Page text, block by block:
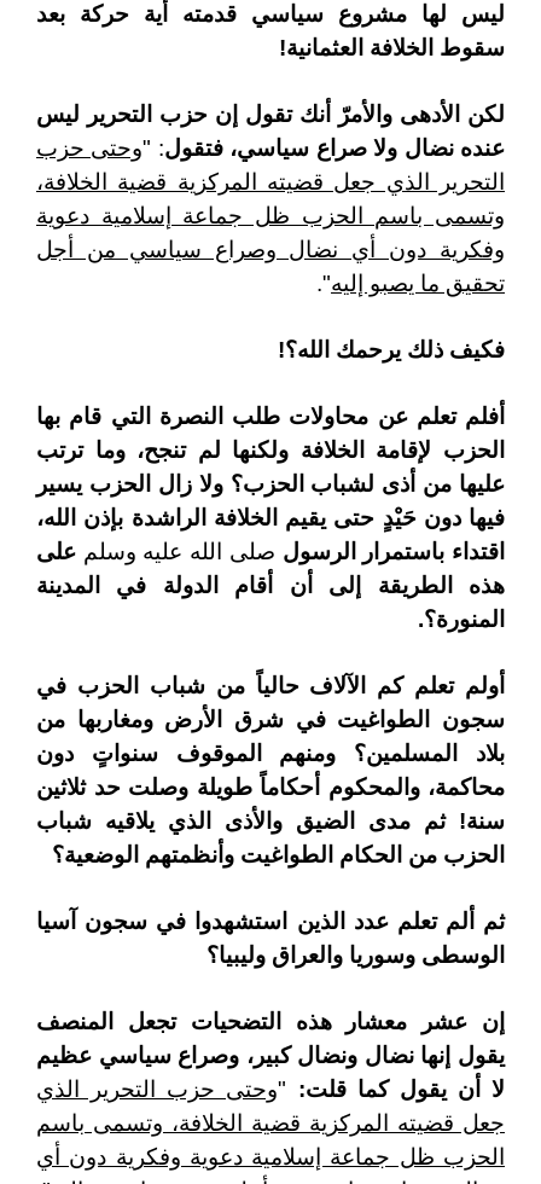
ليس لها مشروع سياسي قدمته أية حركة بعد
سقوط الخلافة العثمانية!
لكن الأدهى والأمرّ أنك تقول إن حزب التحرير ليس
عنده نضال ولا صراع سياسي، فتقول: "وحتى حزب
التحرير الذي جعل قضيته المركزية قضية الخلافة،
وتسمى باسم الحزب ظل جماعة إسلامية دعوية
وفكرية دون أي نضال وصراع سياسي من أجل
تحقيق ما يصبو إليه".
فكيف ذلك يرحمك الله؟!
أفلم تعلم عن محاولات طلب النصرة التي قام بها
الحزب لإقامة الخلافة ولكنها لم تنجح، وما ترتب
عليها من أذى لشباب الحزب؟ ولا زال الحزب يسير
فيها دون حَيْدٍ حتى يقيم الخلافة الراشدة بإذن الله،
اقتداء باستمرار الرسول صلى الله عليه وسلم على
هذه الطريقة إلى أن أقام الدولة في المدينة
المنورة؟.
أولم تعلم كم الآلاف حالياً من شباب الحزب في
سجون الطواغيت في شرق الأرض ومغاربها من
بلاد المسلمين؟ ومنهم الموقوف سنواتٍ دون
محاكمة، والمحكوم أحكاماً طويلة وصلت حد ثلاثين
سنة! ثم مدى الضيق والأذى الذي يلاقيه شباب
الحزب من الحكام الطواغيت وأنظمتهم الوضعية؟
ثم ألم تعلم عدد الذين استشهدوا في سجون آسيا
الوسطى وسوريا والعراق وليبيا؟
إن عشر معشار هذه التضحيات تجعل المنصف
يقول إنها نضال ونضال كبير، وصراع سياسي عظيم
لا أن يقول كما قلت: "وحتى حزب التحرير الذي
جعل قضيته المركزية قضية الخلافة، وتسمى باسم
الحزب ظل جماعة إسلامية دعوية وفكرية دون أي